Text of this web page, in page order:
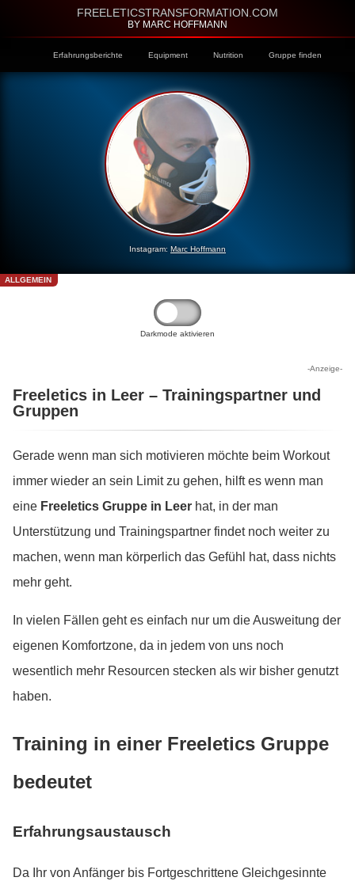
FREELETICSTRANSFORMATION.COM
BY MARC HOFFMANN
Erfahrungsberichte Equipment Nutrition Gruppe finden
Instagram: Marc Hoffmann
ALLGEMEIN
Darkmode aktivieren
-Anzeige-
Freeletics in Leer – Trainingspartner und
Gruppen
Gerade wenn man sich motivieren möchte beim Workout
immer wieder an sein Limit zu gehen, hilft es wenn man
eine Freeletics Gruppe in Leer hat, in der man
Unterstützung und Trainingspartner findet noch weiter zu
machen, wenn man körperlich das Gefühl hat, dass nichts
mehr geht.
In vielen Fällen geht es einfach nur um die Ausweitung der
eigenen Komfortzone, da in jedem von uns noch
wesentlich mehr Resourcen stecken als wir bisher genutzt
haben.
Training in einer Freeletics Gruppe
bedeutet
Erfahrungsaustausch
Da Ihr von Anfänger bis Fortgeschrittene Gleichgesinnte